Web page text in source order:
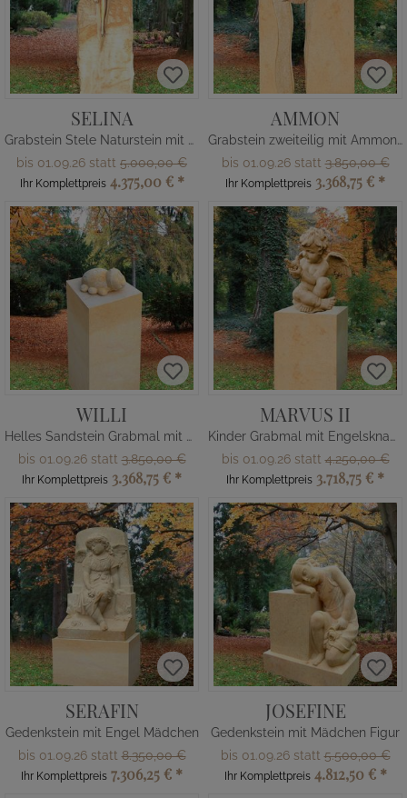
SELINA
Grabstein Stele Naturstein mit Elfe
bis 01.09.26 statt 5.000,00 €
Ihr Komplettpreis 4.375,00 € *
AMMON
Grabstein zweiteilig mit Ammonit
bis 01.09.26 statt3.850,00 €
Ihr Komplettpreis 3.368,75 € *
WILLI
Helles Sandstein Grabmal mit Käfer
bis 01.09.26 statt3.850,00 €
Ihr Komplettpreis 3.368,75 € *
MARVUS II
Kinder Grabmal mit Engelsknabe
bis 01.09.26 statt4.250,00 €
Ihr Komplettpreis 3.718,75 € *
SERAFIN
Gedenkstein mit Engel Mädchen
bis 01.09.26 statt8.350,00 €
Ihr Komplettpreis 7.306,25 € *
JOSEFINE
Gedenkstein mit Mädchen Figur
bis 01.09.26 statt5.500,00 €
Ihr Komplettpreis 4.812,50 € *